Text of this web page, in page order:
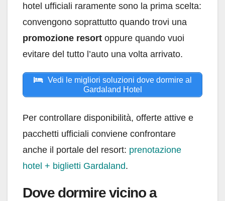
hotel ufficiali raramente sono la prima scelta:
convengono soprattutto quando trovi una
promozione resort oppure quando vuoi
evitare del tutto l’auto una volta arrivato.
Vedi le migliori soluzioni dove dormire al
Gardaland Hotel
Per controllare disponibilità, offerte attive e
pacchetti ufficiali conviene confrontare
anche il portale del resort: prenotazione
hotel + biglietti Gardaland.
Dove dormire vicino a